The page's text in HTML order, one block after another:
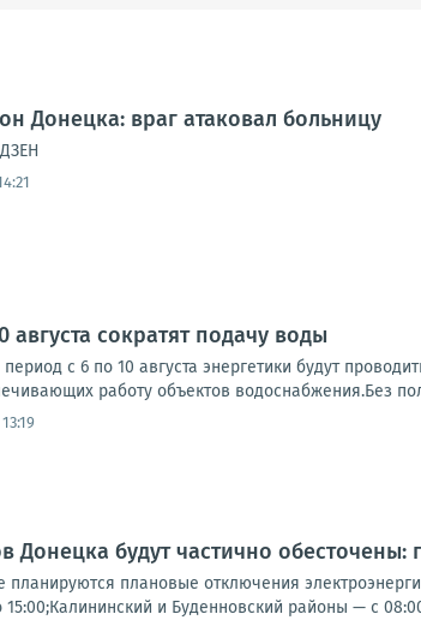
Донецка: враг атаковал больницу
августа сократят подачу воды
с 6 по 10 августа энергетики будут
работу объектов водоснабжения.Без
Донецка будут частично обесточены:
планируются плановые отключения
и Буденновский районы — с